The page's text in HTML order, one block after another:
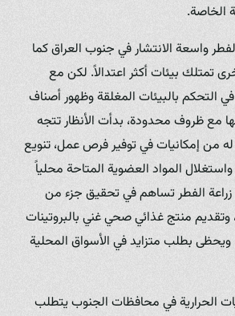
الخاصة.
واسعة الانتشار في جنوب العراق كما
تمتلك بيئات أكثر اعتدالاً. لكن مع
التحكم بالبيئات المغلقة وظهور أصناف
مع ظروف محدودة، بدأت الأنظار تتجه
من إمكانيات في توفير فرص عمل، تنويع
المواد العضوية المتاحة محلياً
زراعة الفطر تساهم في تحقيق جزء من
وتقديم منتج غذائي صحي غني بالبروتينات
ويحظى بطلب متزايد في الأسواق المحلية
الحرارية في محافظات الجنوب يتطلب